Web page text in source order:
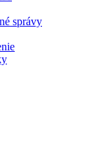
správy